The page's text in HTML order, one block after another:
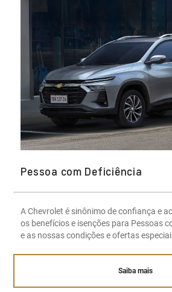
Pessoa com Deficiência
A Chevrolet é sinônimo de confiança e
os benefícios e isenções para Pessoas
e as nossas condições e ofertas
Saiba mais